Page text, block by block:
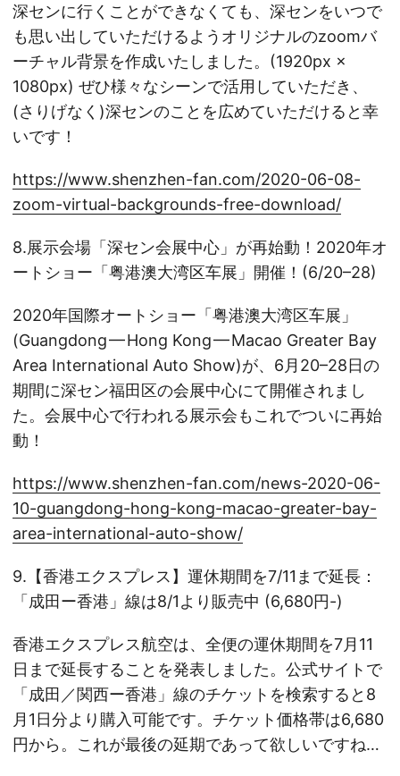
深センに行くことができなくても、深センをいつで
も思い出していただけるようオリジナルのzoomバ
ーチャル背景を作成いたしました。(1920px ×
1080px) ぜひ様々なシーンで活用していただき、
(さりげなく)深センのことを広めていただけると幸
いです！
https://www.shenzhen-fan.com/2020-06-08-
zoom-virtual-backgrounds-free-download/
8.展示会場「深セン会展中心」が再始動！2020年オ
ートショー「粤港澳大湾区车展」開催！(6/20–28)
2020年国際オートショー「粤港澳大湾区车展」
(Guangdong — Hong Kong — Macao Greater Bay
Area International Auto Show)が、6月20–28日の
期間に深セン福田区の会展中心にて開催されまし
た。会展中心で行われる展示会もこれでついに再始
動！
https://www.shenzhen-fan.com/news-2020-06-
10-guangdong-hong-kong-macao-greater-bay-
area-international-auto-show/
9.【香港エクスプレス】運休期間を7/11まで延長：
「成田ー香港」線は8/1より販売中 (6,680円-)
香港エクスプレス航空は、全便の運休期間を7月11
日まで延長することを発表しました。公式サイトで
「成田／関西ー香港」線のチケットを検索すると8
月1日分より購入可能です。チケット価格帯は6,680
円から。これが最後の延期であって欲しいですね…